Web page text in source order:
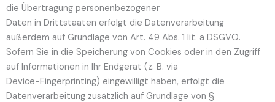
die Übertragung personenbezogener
Daten in Drittstaaten erfolgt die Datenverarbeitung
außerdem auf Grundlage von Art. 49 Abs. 1 lit. a DSGVO.
Sofern Sie in die Speicherung von Cookies oder in den Zugriff
auf Informationen in Ihr Endgerät (z. B. via
Device-Fingerprinting) eingewilligt haben, erfolgt die
Datenverarbeitung zusätzlich auf Grundlage von §